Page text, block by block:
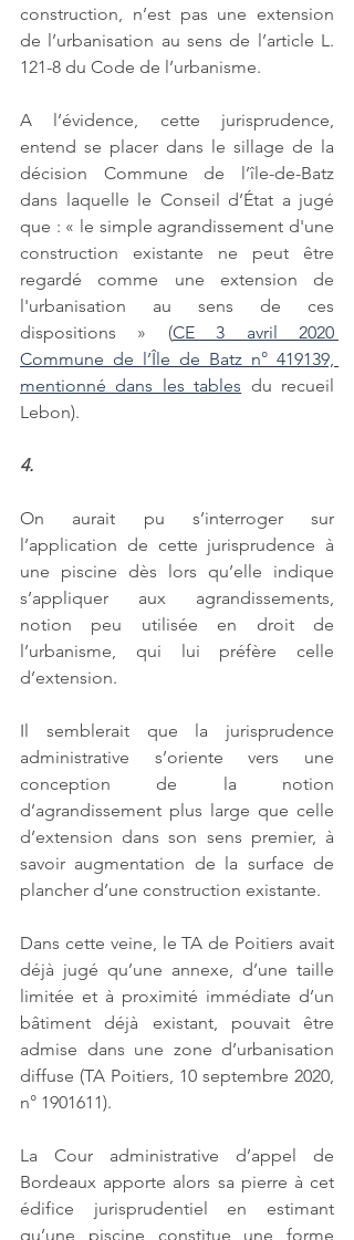
construction, n’est pas une extension
de l’urbanisation au sens de l’article L.
121-8 du Code de l’urbanisme.
A l’évidence, cette jurisprudence,
entend se placer dans le sillage de la
décision Commune de l’île-de-Batz
dans laquelle le Conseil d’État a jugé
que : « le simple agrandissement d'une
construction existante ne peut être
regardé comme une extension de
l'urbanisation au sens de ces
dispositions » (CE 3 avril 2020
Commune de l’Île de Batz n° 419139,
mentionné dans les tables du recueil
Lebon).
4.
On aurait pu s’interroger sur
l’application de cette jurisprudence à
une piscine dès lors qu’elle indique
s’appliquer aux agrandissements,
notion peu utilisée en droit de
l’urbanisme, qui lui préfère celle
d’extension.
Il semblerait que la jurisprudence
administrative s’oriente vers une
conception de la notion
d’agrandissement plus large que celle
d’extension dans son sens premier, à
savoir augmentation de la surface de
plancher d’une construction existante.
Dans cette veine, le TA de Poitiers avait
déjà jugé qu’une annexe, d’une taille
limitée et à proximité immédiate d’un
bâtiment déjà existant, pouvait être
admise dans une zone d’urbanisation
diffuse (TA Poitiers, 10 septembre 2020,
n° 1901611).
La Cour administrative d’appel de
Bordeaux apporte alors sa pierre à cet
édifice jurisprudentiel en estimant
qu’une piscine constitue une forme